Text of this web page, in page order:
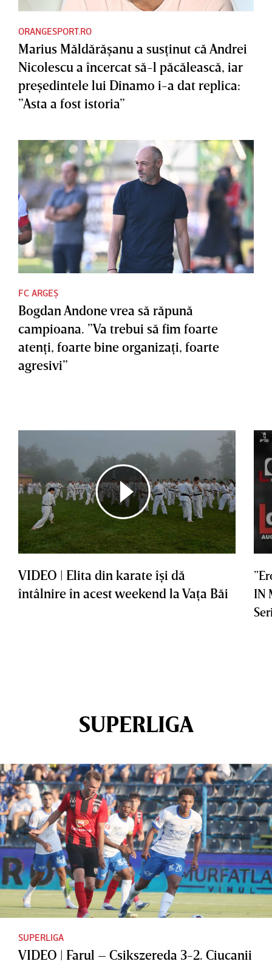
ORANGESPORT.RO
Marius Măldărăşanu a susţinut că Andrei
Nicolescu a încercat să-l păcălească, iar
preşedintele lui Dinamo i-a dat replica:
”Asta a fost istoria”
FC ARGEȘ
Bogdan Andone vrea să răpună
campioana. ”Va trebui să fim foarte
atenţi, foarte bine organizaţi, foarte
agresivi”
VIDEO | Elita din karate îşi dă
întâlnire în acest weekend la Vaţa Băi
IN
SUPERLIGA
SUPERLIGA
VIDEO | Farul – Csikszereda 3-2. Ciucanii